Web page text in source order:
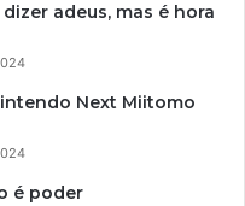
adeus, mas é hora
Next Miitomo
é poder